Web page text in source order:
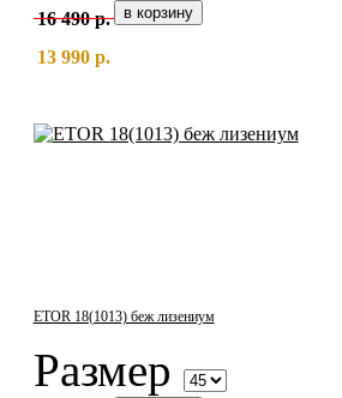
16 490 р.
13 990 р.
ETOR 18(1013) беж лизениум
Размер